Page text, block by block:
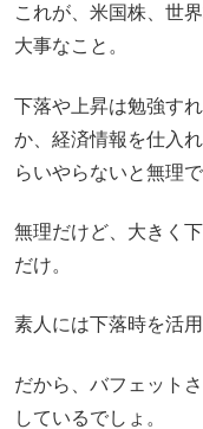
これが、米国株、世
大事なこと。
下落や上昇は勉強す
か、経済情報を仕入
らいやらないと無理で
無理だけど、大きく
だけ。
素人には下落時を活
だから、バフェット
しているでしょ。